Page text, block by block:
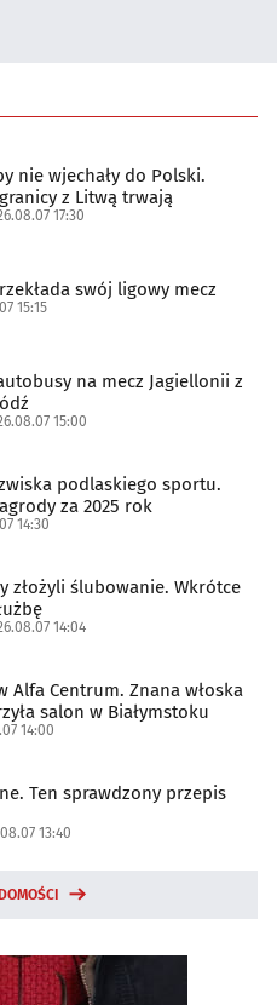
nie wjechały do Polski.
z Litwą trwają
17:30
swój ligowy mecz
15:15
na mecz Jagiellonii z
15:00
podlaskiego sportu.
za 2025 rok
14:30
złożyli ślubowanie. Wkrótce
14:04
Alfa Centrum. Znana włoska
salon w Białymstoku
14:00
Ten sprawdzony przepis
13:40